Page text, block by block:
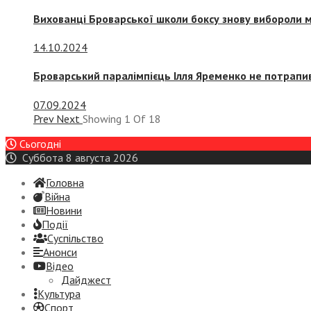
Вихованці Броварської школи боксу знову вибороли
14.10.2024
Броварський паралімпієць Ілля Яременко не
07.09.2024
Prev Next Showing 1 Of 18
Сьогодні
Суббота 8 августа 2026
Головна
Війна
Новини
Події
Суспiльство
Анонси
Відео
Дайджест
Культура
Спорт